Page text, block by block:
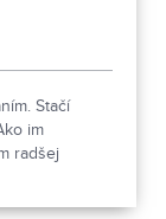
Stačí
im
radšej